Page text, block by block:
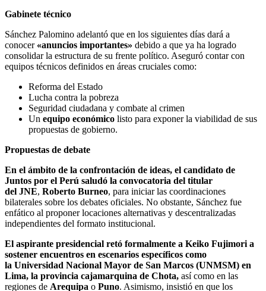
Gabinete técnico
Sánchez Palomino adelantó que en los siguientes días dará a
conocer «anuncios importantes» debido a que ya ha logrado
consolidar la estructura de su frente político. Aseguró contar con
equipos técnicos definidos en áreas cruciales como:
Reforma del Estado
Lucha contra la pobreza
Seguridad ciudadana y combate al crimen
Un equipo económico listo para exponer la viabilidad de sus
propuestas de gobierno.
Propuestas de debate
En el ámbito de la confrontación de ideas, el candidato de
Juntos por el Perú saludó la convocatoria del titular
del JNE, Roberto Burneo, para iniciar las coordinaciones
bilaterales sobre los debates oficiales. No obstante, Sánchez fue
enfático al proponer locaciones alternativas y descentralizadas
independientes del formato institucional.
El aspirante presidencial retó formalmente a Keiko Fujimori a
sostener encuentros en escenarios específicos como
la Universidad Nacional Mayor de San Marcos (UNMSM) en
Lima, la provincia cajamarquina de Chota, así como en las
regiones de Arequipa o Puno. Asimismo, insistió en que los